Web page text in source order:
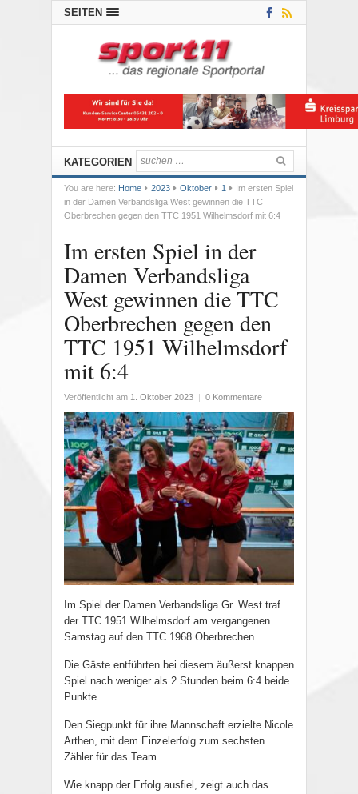
SEITEN
KATEGORIEN
You are here: Home 2023 Oktober 1
Im ersten Spiel
in der Damen Verbandsliga West gewinnen die TTC
Oberbrechen gegen den TTC 1951 Wilhelmsdorf mit 6:4
Im ersten Spiel in der
Damen Verbandsliga
West gewinnen die TTC
Oberbrechen gegen den
TTC 1951 Wilhelmsdorf
mit 6:4
Veröffentlicht am 1. Oktober 2023 0 Kommentare
Im Spiel der Damen Verbandsliga Gr. West traf
der TTC 1951 Wilhelmsdorf am vergangenen
Samstag auf den TTC 1968 Oberbrechen.
Die Gäste entführten bei diesem äußerst knappen
Spiel nach weniger als 2 Stunden beim 6:4 beide
Punkte.
Den Siegpunkt für ihre Mannschaft erzielte Nicole
Arthen, mit dem Einzelerfolg zum sechsten
Zähler für das Team.
Wie knapp der Erfolg ausfiel, zeigt auch das